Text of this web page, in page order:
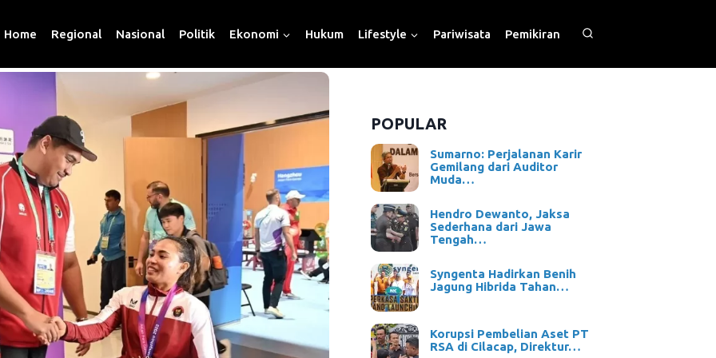
Home Regional Nasional Politik Ekonomi Hukum Lifestyle Pariwisata Pemikiran
POPULAR
Sumarno: Perjalanan Karir
Gemilang dari Auditor
Muda…
Hendro Dewanto, Jaksa
Sederhana dari Jawa
Tengah…
Syngenta Hadirkan Benih
Jagung Hibrida Tahan…
Korupsi Pembelian Aset PT
RSA di Cilacap, Direktur…